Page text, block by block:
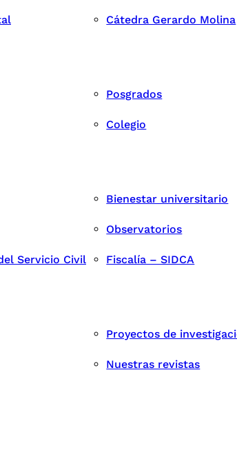
Cátedra Gerardo Molina
Posgrados
Colegio
Bienestar universitario
Observatorios
Servicio Civil Fiscalía – SIDCA
Proyectos de
Nuestras revistas